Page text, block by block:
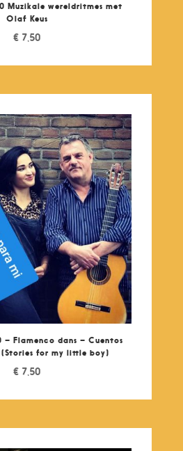
Muzikale wereldritmes met
Olaf Keus
€ 7,50
– Flamenco dans – Cuentos
for my little boy)
€ 7,50